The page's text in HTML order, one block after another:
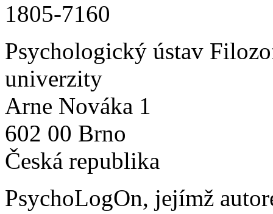
1805-7160
Psychologický ústav
univerzity
Arne Nováka 1
602 00 Brno
Česká republika
PsychoLogOn, jejímž